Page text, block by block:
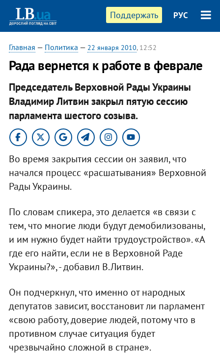
Поддержать РУС
Главная — Политика — 22 января 2010, 12:52
Рада вернется к работе в феврале
Председатель Верховной Рады Украины
Владимир Литвин закрыл пятую сессию
парламента шестого созыва.
Во время закрытия сессии он заявил, что
начался процесс «расшатывания» Верховной
Рады Украины.
По словам спикера, это делается «в связи с
тем, что многие люди будут демобилизованы,
и им нужно будет найти трудоустройство». «А
где его найти, если не в Верховной Раде
Украины?», - добавил В.Литвин.
Он подчеркнул, что именно от народных
депутатов зависит, восстановит ли парламент
«свою работу, доверие людей, потому что в
противном случае ситуация будет
чрезвычайно сложной в стране».